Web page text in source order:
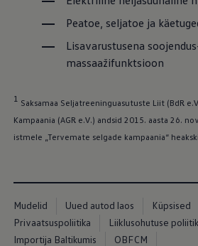
Mootoriõli ja
Veljed ja rehvid
Avarii- ja rikkeabi
Volkswageni teenindus
Lisatarvikud
Meelelahutus ja
Isikupärastamine
Seinalaadija ja
Klienditeave
Teie Volkswageni
Teie Volkswageni
Digitaalne juhend
myVolkswagen
Takata turvapadja
Peatoe, seljatoe ja
Lisavarustusena
massaažifunktsioon
1 Saksamaa Seljatreeninguasutuste Liit (BdR
Kampaania (AGR e.V.) andsid 2015. aasta 26.
istmele „Tervemate selgade kampaania“
Mudelid Uued autod laos Küpsised
Privaatsuspoliitika
Liiklusohutuse
Importija Baltikumis
OBFCM